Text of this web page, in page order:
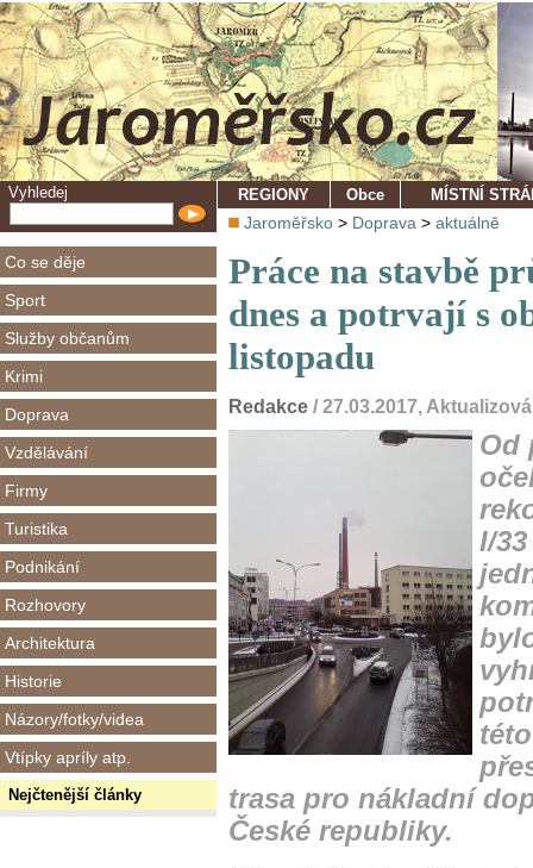
Vyhledej
Co se děje
Sport
Služby občanům
Krimi
Doprava
Vzdělávání
Firmy
Turistika
Podnikání
Rozhovory
Architektura
Historie
Názory/fotky/videa
Vtípky apríly atp.
Nejčtenější články
REGIONY Obce MÍSTNÍ
Jaroměřsko > Doprava > aktuálně
Práce na stavbě
dnes a potrvají s
listopadu
Redakce / 27.03.2017,
Od
I/
trasa pro nákladní
České republiky.